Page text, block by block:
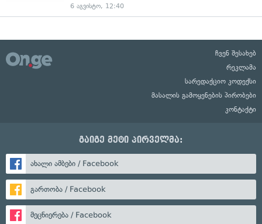
6 აგვისტო, 12:40
ჩვენ შესახებ
რეკლამა
სარედაქციო კოდექსი
მასალის გამოყენების პირობები
კონტაქტი
გაიგე მეტი პირველმა:
ახალი ამბები / Facebook
გართობა / Facebook
მეცნიერება / Facebook